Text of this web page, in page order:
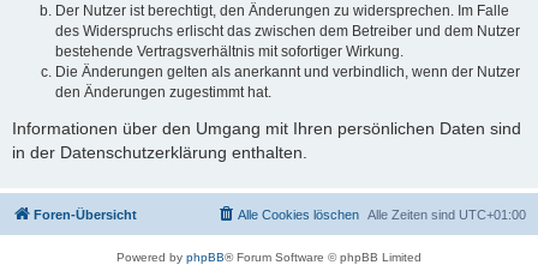
Der Nutzer ist berechtigt, den Änderungen zu widersprechen. Im Falle
des Widerspruchs erlischt das zwischen dem Betreiber und dem Nutzer
bestehende Vertragsverhältnis mit sofortiger Wirkung.
Die Änderungen gelten als anerkannt und verbindlich, wenn der Nutzer
den Änderungen zugestimmt hat.
Informationen über den Umgang mit Ihren persönlichen Daten sind
in der Datenschutzerklärung enthalten.
Foren-Übersicht Alle Zeiten sind UTC+01:00
Alle Cookies löschen
Powered by phpBB® Forum Software © phpBB Limited